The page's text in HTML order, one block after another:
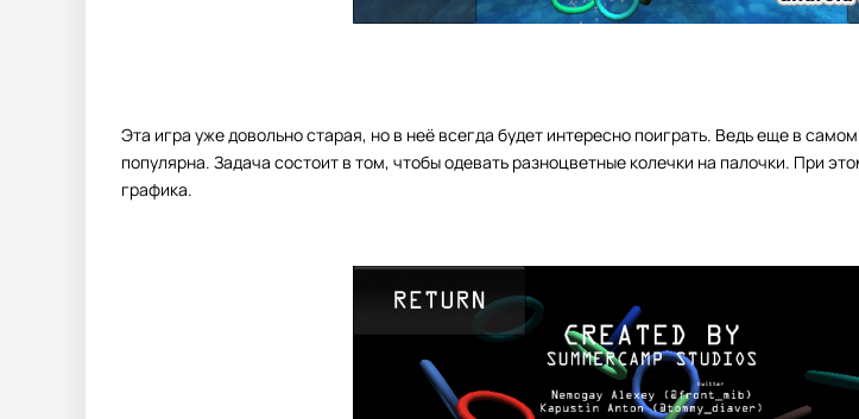
Эта игра уже довольно старая, но в неё всегда будет интересно поиграть. Ведь еще в
популярна. Задача состоит в том, чтобы одевать разноцветные колечки на палочки. При
графика.